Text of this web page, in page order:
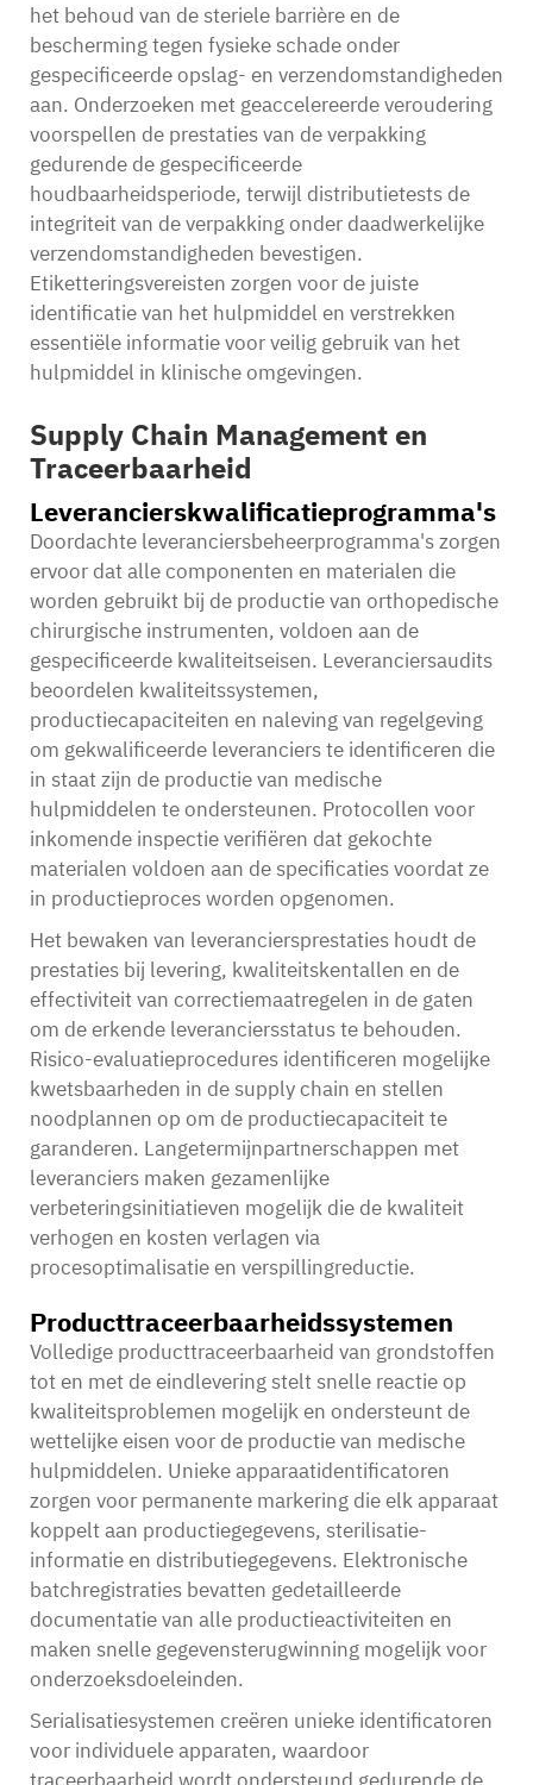
het behoud van de steriele barrière en de
bescherming tegen fysieke schade onder
gespecificeerde opslag- en verzendomstandigheden
aan. Onderzoeken met geaccelereerde veroudering
voorspellen de prestaties van de verpakking
gedurende de gespecificeerde
houdbaarheidsperiode, terwijl distributietests de
integriteit van de verpakking onder daadwerkelijke
verzendomstandigheden bevestigen.
Etiketteringsvereisten zorgen voor de juiste
identificatie van het hulpmiddel en verstrekken
essentiële informatie voor veilig gebruik van het
hulpmiddel in klinische omgevingen.
Supply Chain Management en
Traceerbaarheid
Leverancierskwalificatieprogramma's
Doordachte leveranciersbeheerprogramma's zorgen
ervoor dat alle componenten en materialen die
worden gebruikt bij de productie van orthopedische
chirurgische instrumenten, voldoen aan de
gespecificeerde kwaliteitseisen. Leveranciersaudits
beoordelen kwaliteitssystemen,
productiecapaciteiten en naleving van regelgeving
om gekwalificeerde leveranciers te identificeren die
in staat zijn de productie van medische
hulpmiddelen te ondersteunen. Protocollen voor
inkomende inspectie verifiëren dat gekochte
materialen voldoen aan de specificaties voordat ze
in productieproces worden opgenomen.
Het bewaken van leveranciersprestaties houdt de
prestaties bij levering, kwaliteitskentallen en de
effectiviteit van correctiemaatregelen in de gaten
om de erkende leveranciersstatus te behouden.
Risico-evaluatieprocedures identificeren mogelijke
kwetsbaarheden in de supply chain en stellen
noodplannen op om de productiecapaciteit te
garanderen. Langetermijnpartnerschappen met
leveranciers maken gezamenlijke
verbeteringsinitiatieven mogelijk die de kwaliteit
verhogen en kosten verlagen via
procesoptimalisatie en verspillingreductie.
Producttraceerbaarheidssystemen
Volledige producttraceerbaarheid van grondstoffen
tot en met de eindlevering stelt snelle reactie op
kwaliteitsproblemen mogelijk en ondersteunt de
wettelijke eisen voor de productie van medische
hulpmiddelen. Unieke apparaatidentificatoren
zorgen voor permanente markering die elk apparaat
koppelt aan productiegegevens, sterilisatie-
informatie en distributiegegevens. Elektronische
batchregistraties bevatten gedetailleerde
documentatie van alle productieactiviteiten en
maken snelle gegevensterugwinning mogelijk voor
onderzoeksdoeleinden.
Serialisatiesystemen creëren unieke identificatoren
voor individuele apparaten, waardoor